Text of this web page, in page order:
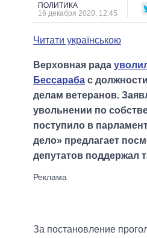
КАБИНЕТ
МЭРЫ
ВСЕ ПЕРСОНЫ
СРАВНЕНИЕ
ПОЛИТИКА
16 декабря 2020, 12:45
Читати українською
Верховная рада
Бессараба с
делам ветеранов.
увольнении по
поступило в
дело» предлагает
депутатов поддержал
За постановление